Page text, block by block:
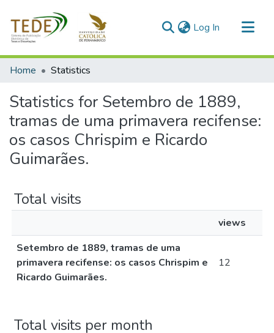
Log In (current)
Communities & Collections
Home Statistics
Statistics for Setembro de 1889,
tramas de uma primavera recifense:
os casos Chrispim e Ricardo
Guimarães.
Total visits
views
Setembro de 1889, tramas de uma
primavera recifense: os casos Chrispim e
Ricardo Guimarães.
12
Total visits per month